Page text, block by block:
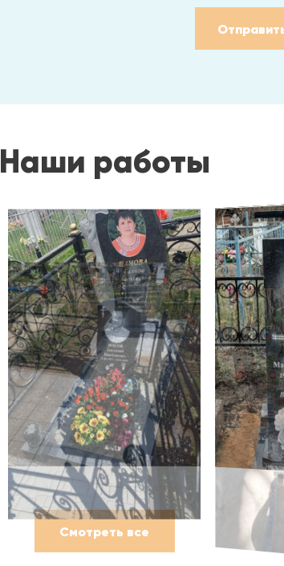
Наши работы
Смотреть все